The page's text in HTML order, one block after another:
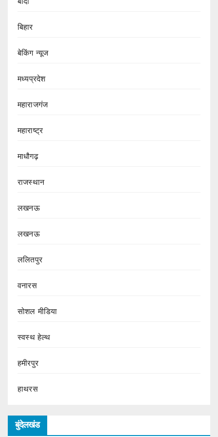
बिहार
बेकिंग न्यूज
मध्यप्रदेश
महाराजगंज
महाराष्ट्र
माधौगढ़
राजस्थान
लखनऊ
लखनऊ
ललितपुर
वनारस
सोशल मीडिया
स्वस्थ हेल्थ
हमीरपुर
हाथरस
बुंदेलखंड